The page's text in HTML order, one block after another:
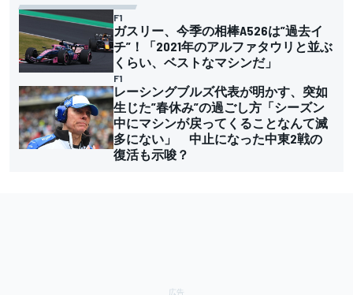
F1
ガスリー、今季の相棒A526は”過去イ
チ”！「2021年のアルファタウリと並ぶ
くらい、ベストなマシンだ」
F1
レーシングブルズ代表が明かす、突如
生じた”春休み”の過ごし方「シーズン
中にマシンが戻ってくることなんて滅
多にない」 中止になった中東2戦の
復活も示唆？